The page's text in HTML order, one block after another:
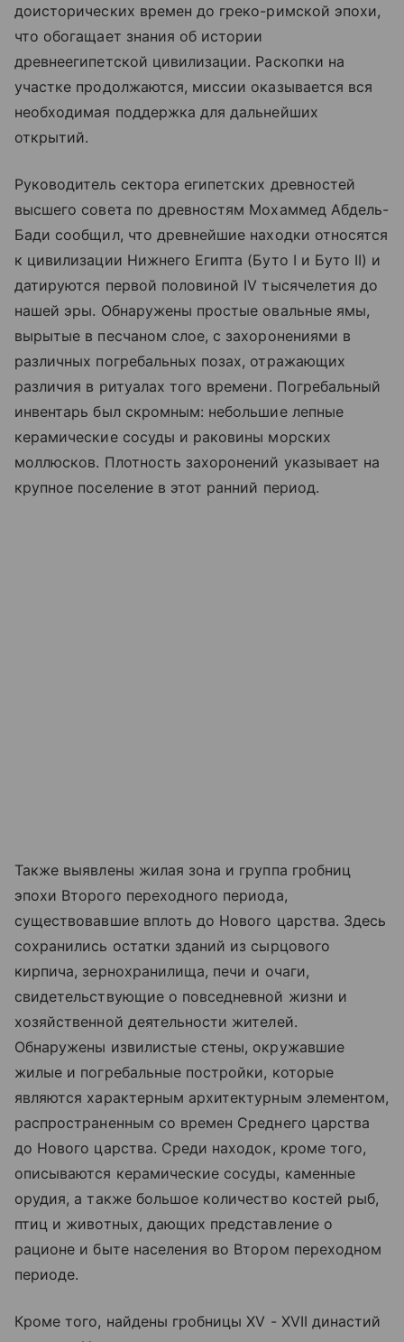
доисторических времен до греко-римской эпохи,
что обогащает знания об истории
древнеегипетской цивилизации. Раскопки на
участке продолжаются, миссии оказывается вся
необходимая поддержка для дальнейших
открытий.
Руководитель сектора египетских древностей
высшего совета по древностям Мохаммед Абдель-
Бади сообщил, что древнейшие находки относятся
к цивилизации Нижнего Египта (Буто I и Буто II) и
датируются первой половиной IV тысячелетия до
нашей эры. Обнаружены простые овальные ямы,
вырытые в песчаном слое, с захоронениями в
различных погребальных позах, отражающих
различия в ритуалах того времени. Погребальный
инвентарь был скромным: небольшие лепные
керамические сосуды и раковины морских
моллюсков. Плотность захоронений указывает на
крупное поселение в этот ранний период.
Также выявлены жилая зона и группа гробниц
эпохи Второго переходного периода,
существовавшие вплоть до Нового царства. Здесь
сохранились остатки зданий из сырцового
кирпича, зернохранилища, печи и очаги,
свидетельствующие о повседневной жизни и
хозяйственной деятельности жителей.
Обнаружены извилистые стены, окружавшие
жилые и погребальные постройки, которые
являются характерным архитектурным элементом,
распространенным со времен Среднего царства
до Нового царства. Среди находок, кроме того,
описываются керамические сосуды, каменные
орудия, а также большое количество костей рыб,
птиц и животных, дающих представление о
рационе и быте населения во Втором переходном
периоде.
Кроме того, найдены гробницы XV - XVII династий